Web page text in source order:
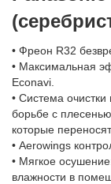
• Фреон R32
• Максимальная
Econavi.
• Система
борьбе с
которые
• Аerowings
• Мягкое
влажности в